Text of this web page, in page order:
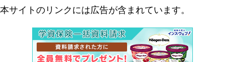
本サイトのリンクには広告が含まれています。